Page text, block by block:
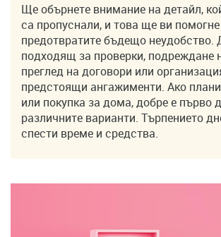
Ще обърнете внимание на детайл,
са пропуснали, и това ще ви
предотвратите бъдещо неудобство.
подходящ за проверки, подреждане
преглед на договори или
предстоящи ангажименти. Ако
или покупка за дома, добре е първо
различните варианти. Търпението
спести време и средства.